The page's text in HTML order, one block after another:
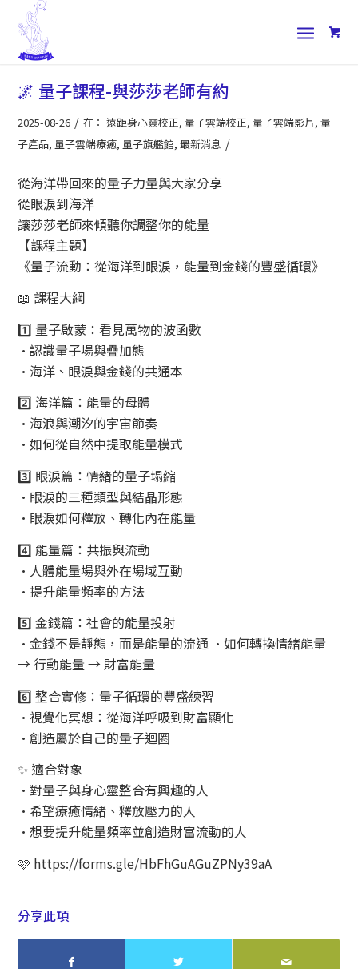
🌌 量子課程-與莎莎老師有約
2025-08-26 / 在：遠距身心靈校正,量子雲端校正,量子雲端影片,量
子產品,量子雲端療癒,量子旗艦館,最新消息 /
從海洋帶回來的量子力量與大家分享
從眼淚到海洋
讓莎莎老師來傾聽你調整你的能量
【課程主題】
《量子流動：從海洋到眼淚，能量到金錢的豐盛循環》
📖 課程大綱
1️⃣ 量子啟蒙：看見萬物的波函數
•認識量子場與疊加態
•海洋、眼淚與金錢的共通本
2️⃣ 海洋篇：能量的母體
•海浪與潮汐的宇宙節奏
•如何從自然中提取能量模式
3️⃣ 眼淚篇：情緒的量子塌縮
•眼淚的三種類型與結晶形態
•眼淚如何釋放、轉化內在能量
4️⃣ 能量篇：共振與流動
•人體能量場與外在場域互動
•提升能量頻率的方法
5️⃣ 金錢篇：社會的能量投射
•金錢不是靜態，而是能量的流通 •如何轉換情緒能量
→ 行動能量 → 財富能量
6️⃣ 整合實修：量子循環的豐盛練習
•視覺化冥想：從海洋呼吸到財富顯化
•創造屬於自己的量子迴圈
✨ 適合對象
•對量子與身心靈整合有興趣的人
•希望療癒情緒、釋放壓力的人
•想要提升能量頻率並創造財富流動的人
🩷 https://forms.gle/HbFhGuAGuZPNy39aA
分享此項